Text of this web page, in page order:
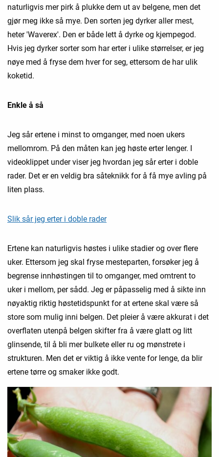
naturligvis mer pirk å plukke dem ut av belgene, men det
gjør meg ikke så mye. Den sorten jeg dyrker aller mest,
heter 'Waverex'. Den er både lett å dyrke og kjempegod.
Hvis jeg dyrker sorter som har erter i ulike størrelser, er jeg
nøye med å fryse dem hver for seg, ettersom de har ulik
koketid.
Enkle å så
Jeg sår ertene i minst to omganger, med noen ukers
mellomrom. På den måten kan jeg høste erter lenger. I
videoklippet under viser jeg hvordan jeg sår erter i doble
rader. Det er en veldig bra såteknikk for å få mye avling på
liten plass.
Slik sår jeg erter i doble rader
Ertene kan naturligvis høstes i ulike stadier og over flere
uker. Ettersom jeg skal fryse mesteparten, forsøker jeg å
begrense innhøstingen til to omganger, med omtrent to
uker i mellom, per sådd. Jeg er påpasselig med å sikte inn
nøyaktig riktig høstetidspunkt for at ertene skal være så
store som mulig inni belgen. Det pleier å være akkurat i det
overflaten utenpå belgen skifter fra å være glatt og litt
glinsende, til å bli mer bulkete eller ru og mønstrete i
strukturen. Men det er viktig å ikke vente for lenge, da blir
ertene tørre og smaker ikke godt.